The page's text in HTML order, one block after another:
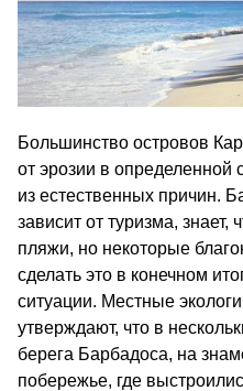
Большинство островов
от эрозии в определенной
из естественных причин.
зависит от туризма,
пляжи, но некоторые
сделать это в конечном
ситуации. Местные
утверждают, что в
берега Барбадоса, на
побережье, где